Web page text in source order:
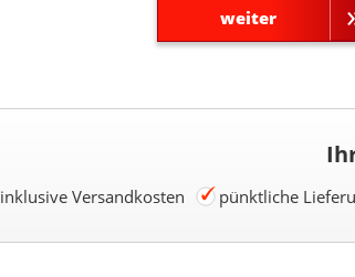
weiter
inklusive Versandkosten pünktliche